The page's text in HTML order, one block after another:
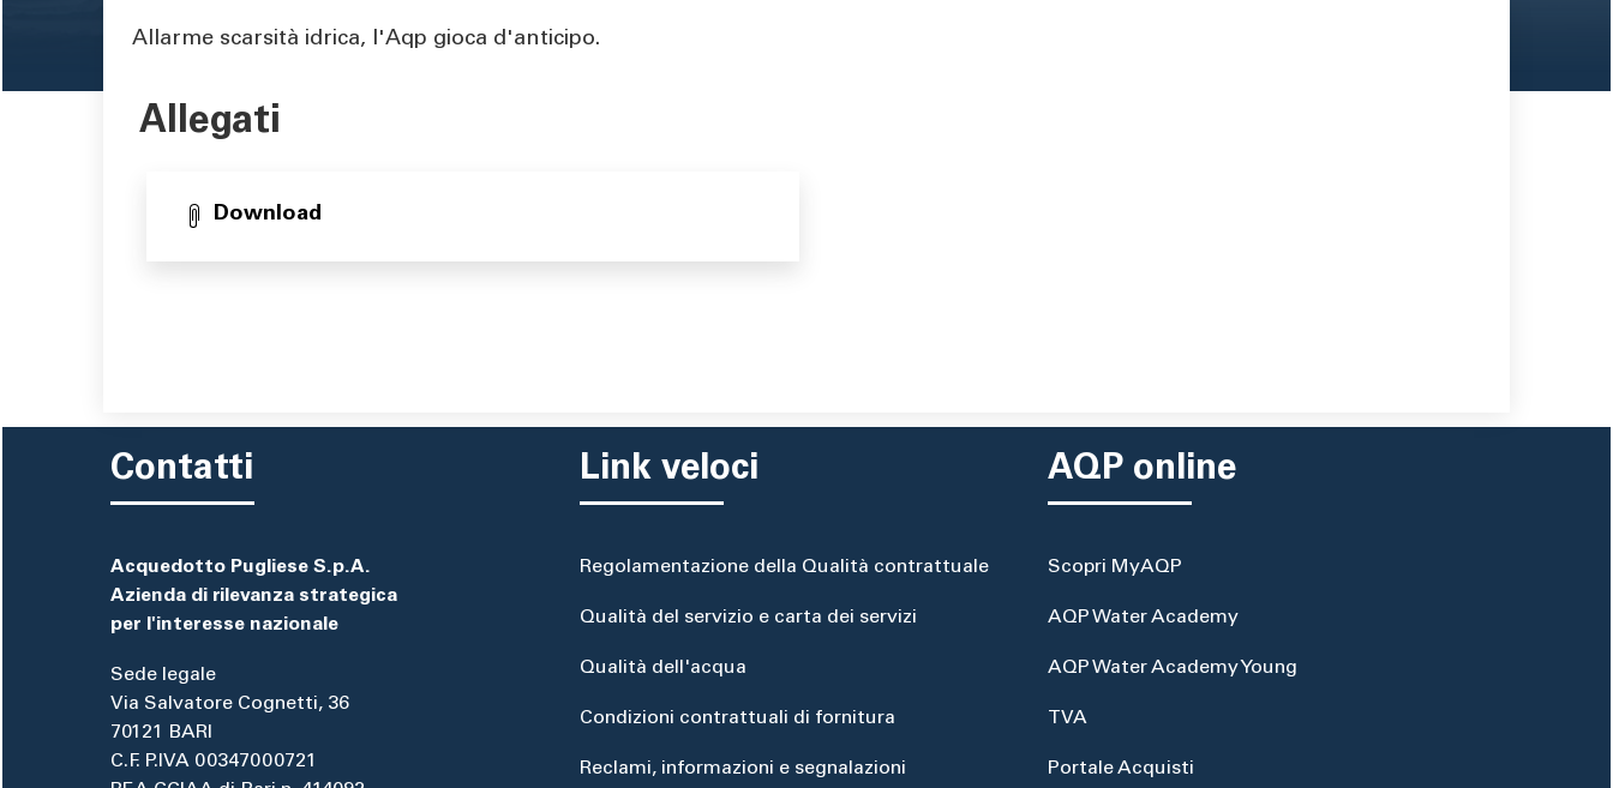
Area di testo
Allarme scarsità idrica, l'Aqp gioca d'anticipo.
Allegati
Download
Contatti
Acquedotto Pugliese S.p.A.
Azienda di rilevanza strategica
per l'interesse nazionale
Sede legale
Via Salvatore Cognetti, 36
70121 BARI
C.F. P.IVA 00347000721
Link veloci
Regolamentazione della Qualità contrattuale
Qualità del servizio e carta dei servizi
Qualità dell'acqua
Condizioni contrattuali di fornitura
Reclami, informazioni e segnalazioni
AQP online
Scopri MyAQP
AQP Water Academy
AQP Water Academy Young
TVA
Portale Acquisti